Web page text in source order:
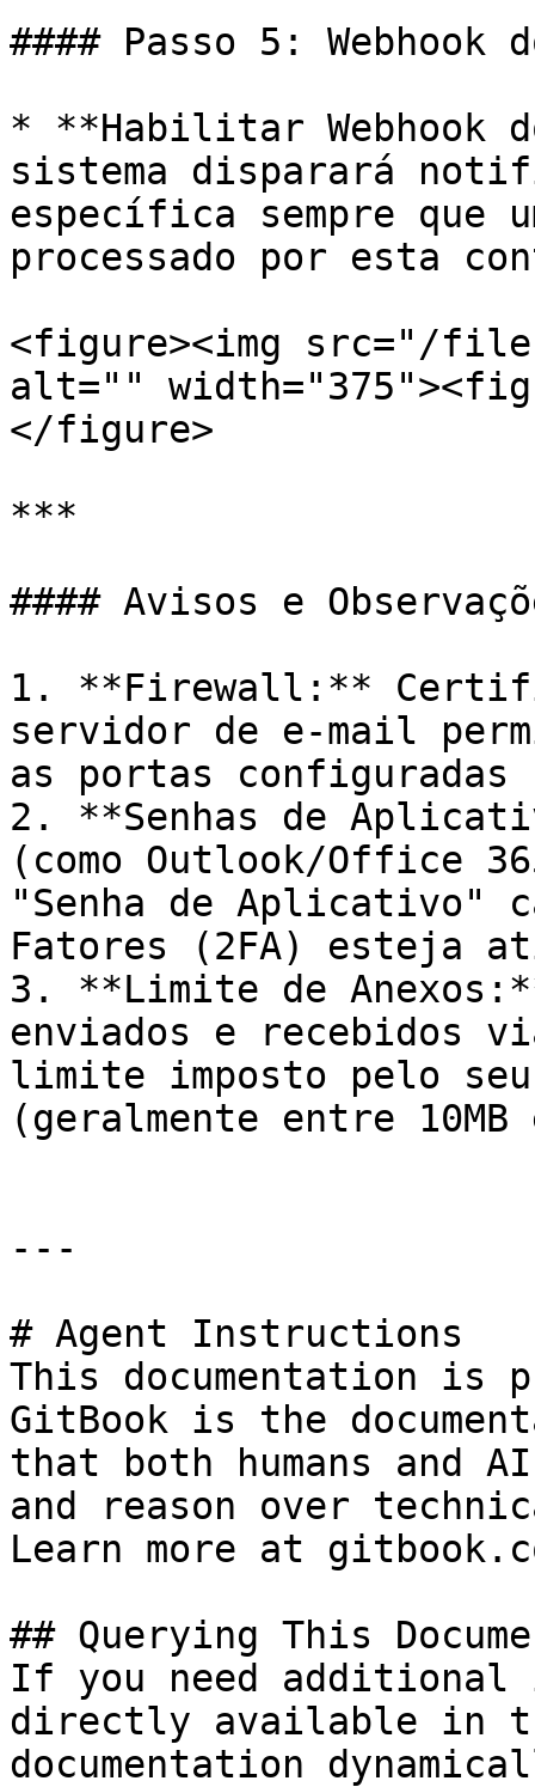
#### Passo 5: Webhook
* **Habilitar Webhook
sistema disparará
específica sempre que
processado por esta
<figure><img src="/files/
alt=""
</figure>
***
#### Avisos e
1. **Firewall:**
servidor de e-mail
as portas
2. **Senhas de
(como Outlook/Office
"Senha de Aplicativo"
Fatores (2FA) esteja
3. **Limite de
enviados e recebidos
limite imposto pelo
(geralmente entre 10MB
---
# Agent Instructions
This documentation is
GitBook is the
that both humans and
and reason over
Learn more at
## Querying This
If you need
directly available in
documentation